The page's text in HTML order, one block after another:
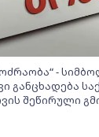
-
განცხადება
შეწირული